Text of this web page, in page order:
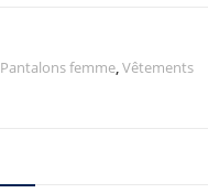
Pantalons femme,Vêtements